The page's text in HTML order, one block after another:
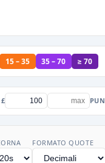
15 – 35 35 – 70 ≥ 70
FORMATO QUOTE